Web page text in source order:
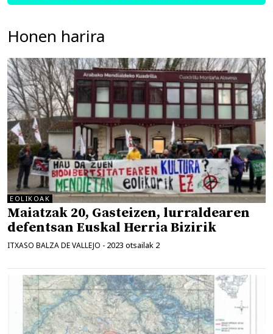
Honen harira
EOLIKOAK
Maiatzak 20, Gasteizen, lurraldearen
defentsan Euskal Herria Bizirik
ITXASO BALZA DE VALLEJO - 2023 otsailak 2